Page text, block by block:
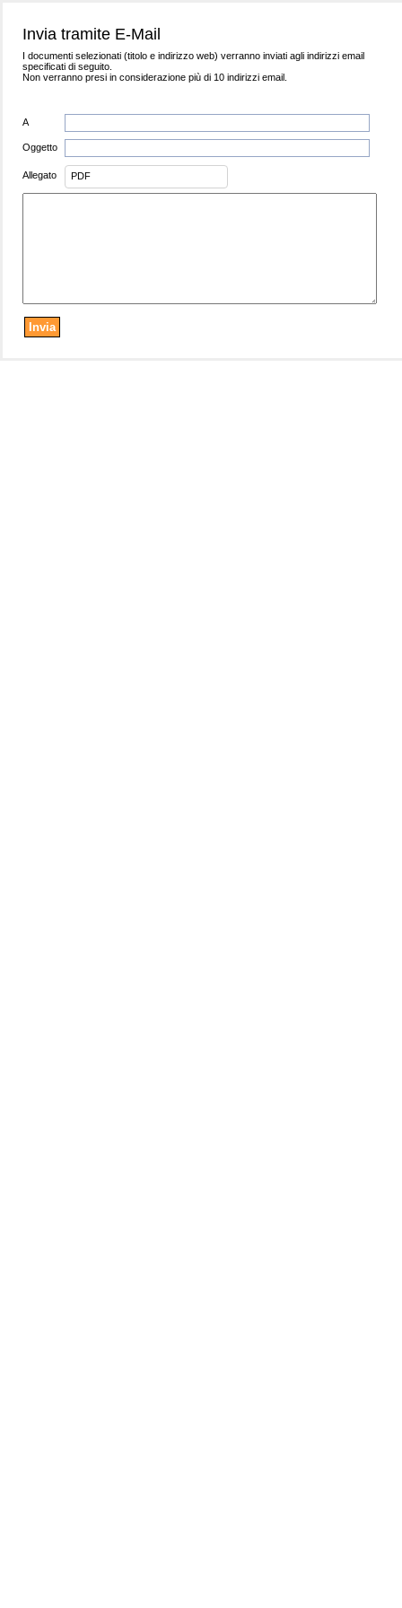
Invia tramite E-Mail
I documenti selezionati (titolo e indirizzo web) verranno inviati agli indirizzi email
specificati di seguito.
Non verranno presi in considerazione più di 10 indirizzi email.
A
Oggetto
Allegato PDF